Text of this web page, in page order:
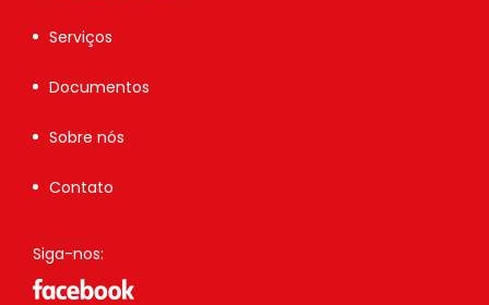
Serviços
Documentos
Sobre nós
Contato
Siga-nos: